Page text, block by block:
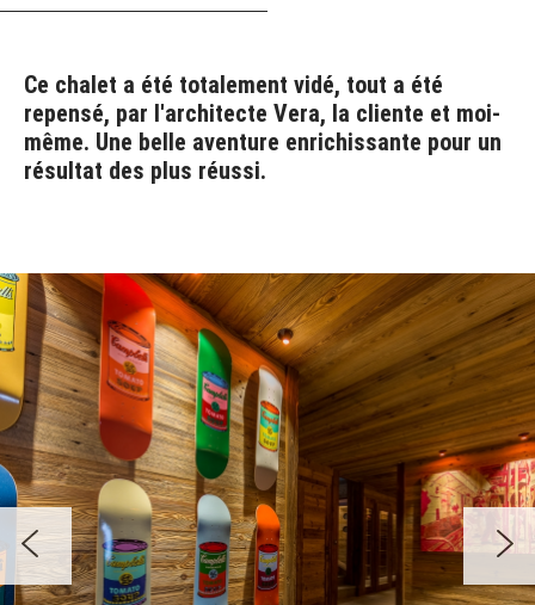
Ce chalet a été totalement vidé, tout a été
repensé, par l'architecte Vera, la cliente et moi-
même. Une belle aventure enrichissante pour un
résultat des plus réussi.